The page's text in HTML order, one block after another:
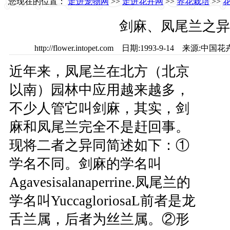
剑麻、凤尾兰之
http://flower.intopet.com 日期:1993-9-14 来源:中国
近年来，凤尾兰在北方（北京
以南）园林中应用越来越多，
不少人管它叫剑麻，其实，剑
麻和凤尾兰完全不是赶回事。
现将二者之异同简述如下：①
学名不同。剑麻的学名叫
Agavesisalanaperrine.凤尾兰的
学名叫YuccagloriosaL前者是龙
舌兰属，后者为丝兰属。②形